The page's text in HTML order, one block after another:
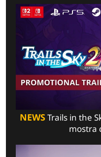
NEWSTrails in the
mostra